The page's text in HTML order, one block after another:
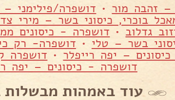
זהבה מור • דושפרה/פילימני –
בוכרי, כיסוני בשר – מירי
גדלוב • דושפרה - כיסונים
בשר – טלי • דושפרה- רק
– יפה רייפלר • דושפרה
דושפרה - כיסונים – יפה
עוד באמהות מבשלות